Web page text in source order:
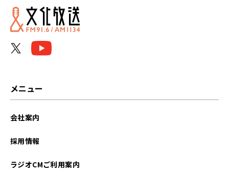
2026年04月
メニュー
会社案内
採用情報
ラジオCMご利用案内